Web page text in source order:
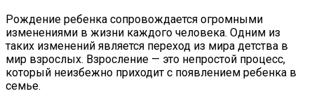
Рождение ребенка сопровождается огромными
изменениями в жизни каждого человека. Одним из
таких изменений является переход из мира детства в
мир взрослых. Взросление — это непростой процесс,
который неизбежно приходит с появлением ребенка в
семье.